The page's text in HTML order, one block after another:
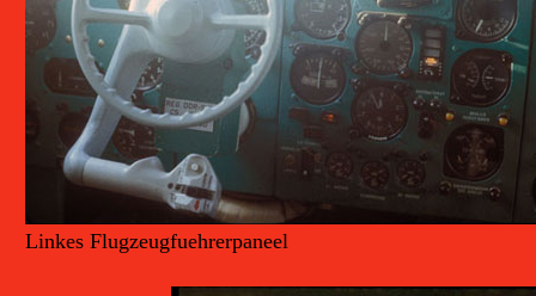
Linkes Flugzeugfuehrerpaneel